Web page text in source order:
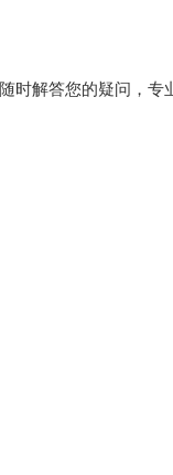
时解答您的疑问，专